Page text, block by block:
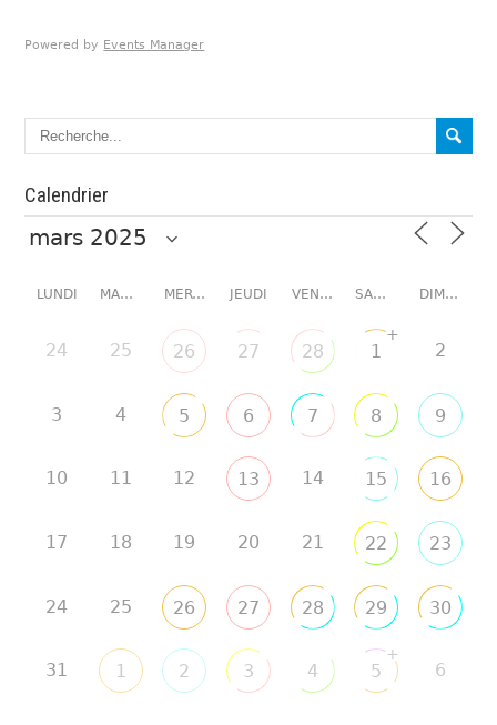
Powered by Events Manager
Calendrier
LUNDI MARDI MERCREDI JEUDI VENDREDI SAMEDI DIMANCHE
24 25 26 27 28 1
+
2
3 4 5 6 7 8 9
10 11 12 13 14 15 16
17 18 19 20 21 22 23
24 25 26 27 28 29 30
31 1 2 3 4 5
+
6